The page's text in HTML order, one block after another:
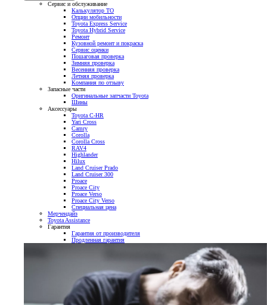
Сервис и обслуживание
Калькулятор ТО
Опции мобильности
Toyota Express Service
Toyota Hybrid Service
Ремонт
Кузовной ремонт и покраска
Сервис оценки
Пошаговая проверка
Зимняя проверка
Весенняя проверка
Летняя проверка
Компания по отзыву
Запасные части
Оригинальные запчасти Toyota
Шины
Аксессуары
Toyota C-HR
Yari Cross
Camry
Corolla
Corolla Cross
RAV4
Highlander
Hilux
Land Cruiser Prado
Land Cruiser 300
Proace
Proace City
Proace Verso
Proace City Verso
Специальная цена
Мерчендайз
Toyota Assistance
Гарантия
Гарантия от производителя
Продленная гарантия